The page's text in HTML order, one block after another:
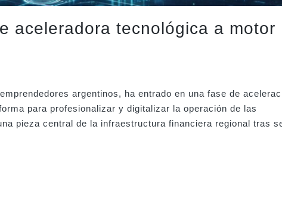
aceleradora tecnológica a motor
argentinos, ha entrado en una fase de
para profesionalizar y digitalizar la operación de las
pieza central de la infraestructura financiera regional tras